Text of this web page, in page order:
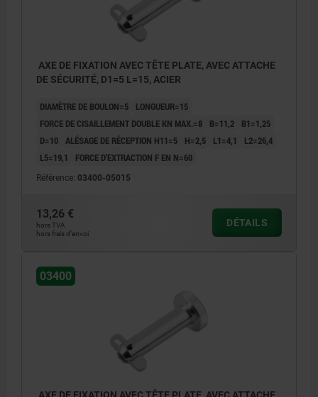
AXE DE FIXATION AVEC TÊTE PLATE, AVEC ATTACHE
DE SÉCURITÉ, D1=5 L=15, ACIER
DIAMÈTRE DE BOULON=5
LONGUEUR=15
FORCE DE CISAILLEMENT DOUBLE KN MAX.=8
B=11,2
B1=1,25
D=10 ALÉSAGE DE RÉCEPTION H11=5 H=2,5 L1=4,1
L2=26,4
L5=19,1
FORCE D’EXTRACTION F EN N=60
Référence: 03400-05015
13,26 €
hors TVA
hors frais d’envoi
DÉTAILS
03400